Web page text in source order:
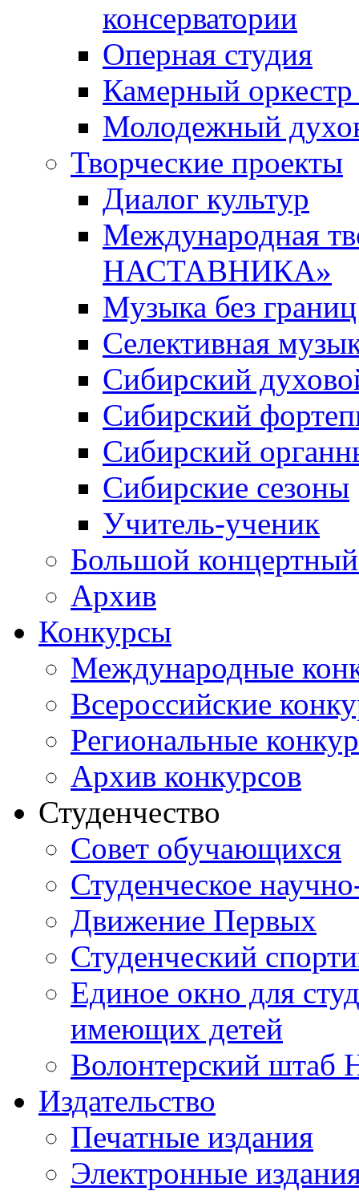
консерватории
Оперная студия
Камерный оркестр
Молодежный
Творческие проекты
Диалог культур
Международная
НАСТАВНИКА»
Музыка без границ
Селективная
Сибирский
Сибирский
Сибирский
Сибирские сезоны
Учитель-ученик
Большой концертный
Архив
Конкурсы
Международные
Всероссийские
Региональные
Архив конкурсов
Студенчество
Совет обучающихся
Студенческое
Движение Первых
Студенческий
Единое окно для
имеющих детей
Волонтерский штаб
Издательство
Печатные издания
Электронные